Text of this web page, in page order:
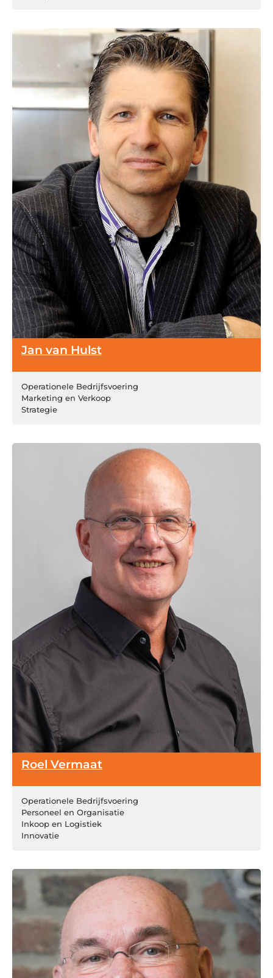
Jan van Hulst
Operationele Bedrijfsvoering
Marketing en Verkoop
Strategie
Roel Vermaat
Operationele Bedrijfsvoering
Personeel en Organisatie
Inkoop en Logistiek
Innovatie